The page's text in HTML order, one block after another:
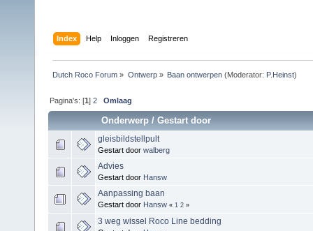
Index Help Inloggen Registreren
Dutch Roco Forum » Ontwerp» Baan ontwerpen(Moderator: P.Heinst)
Pagina's: [1]2 Omlaag
Onderwerp /Gestart door
gleisbildstellpult
Gestart door walberg
Advies
Gestart door Hansw
Aanpassing baan
Gestart door Hansw « 1 2 »
3 weg wissel Roco Line bedding